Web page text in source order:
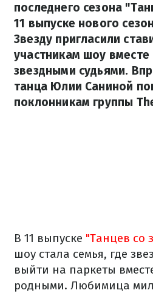
последнего сезона
11 выпуске нового
Звезду пригласили
участникам шоу вместе
звездными судьями.
танца Юлии Саниной
поклонникам группы
В 11 выпуске "Танцев со
шоу стала семья, где
выйти на паркеты
родными. Любимица